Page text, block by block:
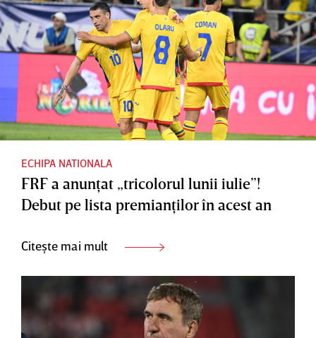
ECHIPA NATIONALA
FRF a anunţat „tricolorul lunii iulie”!
Debut pe lista premianţilor în acest an
Citește mai mult